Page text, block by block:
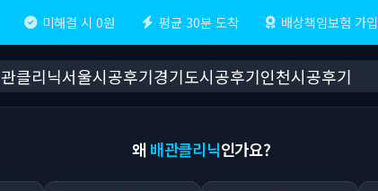
미해결 시 0원 평균 30분 도착 배상책임보험 가입
클리닉서울시공후기경기도시공후기인천시공후기
왜 배관클리닉인가요?